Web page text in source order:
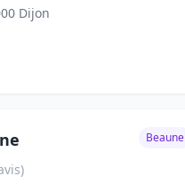
Dijon
Beaune